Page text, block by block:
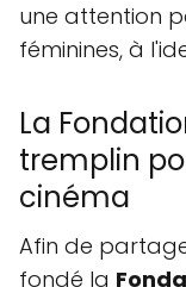
une attention
féminines, à
La
tremplin
cinéma
Afin de
fondé la